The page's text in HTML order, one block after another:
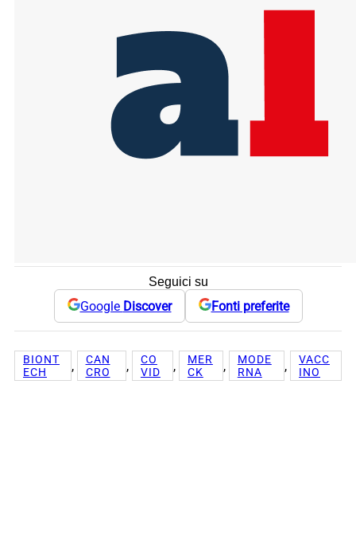
Seguici su
Google Discover Fonti preferite
BIONT
ECH
,
CAN
CRO
,
CO
VID
,
MER
CK
,
MODE
RNA
,
VACC
INO